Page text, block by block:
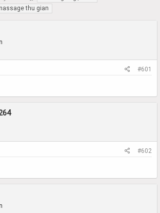
thu gian
#601
#602